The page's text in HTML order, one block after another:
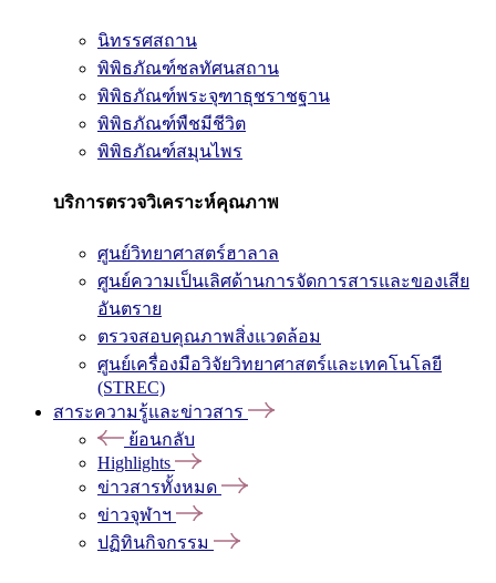
นิทรรศสถาน
พิพิธภัณฑ์ชลทัศนสถาน
พิพิธภัณฑ์พระจุฑาธุชราชฐาน
พิพิธภัณฑ์พืชมีชีวิต
พิพิธภัณฑ์สมุนไพร
บริการตรวจวิเคราะห์คุณภาพ
ศูนย์วิทยาศาสตร์ฮาลาล
ศูนย์ความเป็นเลิศด้านการจัดการสารและของเสีย
อันตราย
ตรวจสอบคุณภาพสิ่งแวดล้อม
ศูนย์เครื่องมือวิจัยวิทยาศาสตร์และเทคโนโลยี
(STREC)
สาระความรู้และข่าวสาร
ย้อนกลับ
Highlights
ข่าวสารทั้งหมด
ข่าวจุฬาฯ
ปฏิทินกิจกรรม